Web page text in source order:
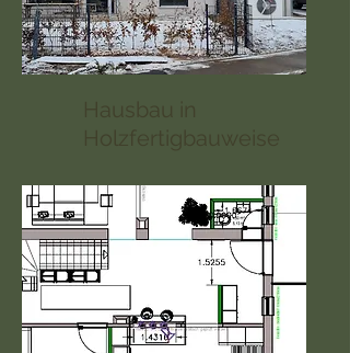
Hausbau in
Holzfertigbauweise